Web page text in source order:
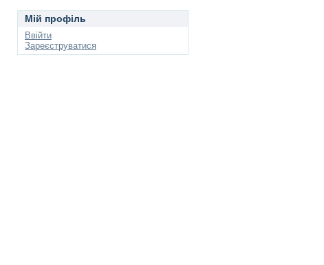
Мій профіль
Ввійти
Зареєструватися